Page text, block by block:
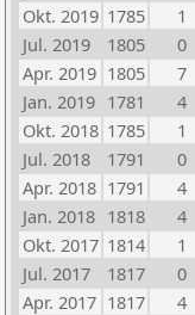
Okt. 2019 1785 1
Jul. 2019
1805 0
Apr. 2019 1805 7
Jan. 2019 1781 4
Okt. 2018 1785 1
Jul. 2018
1791 0
Apr. 2018 1791 4
Jan. 2018 1818 4
Okt. 2017 1814 1
Jul. 2017
1817 0
Apr. 2017 1817 4